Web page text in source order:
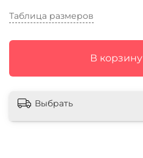
Таблица размеров
В корзину
Выбрать